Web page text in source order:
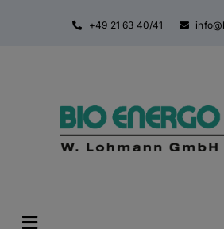
+49 21 63 40/41